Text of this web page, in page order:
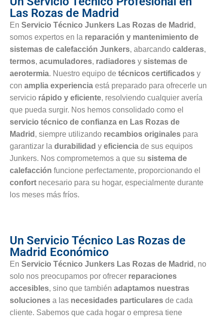
Las Rozas de Madrid
En Servicio Técnico Junkers Las Rozas de Madrid ,
somos expertos en la reparación y mantenimiento de
sistemas de calefacción Junkers, abarcando calderas,
termos, acumuladores, radiadores y sistemas de
aerotermia. Nuestro equipo de técnicos certificados y
con amplia experiencia está preparado para ofrecerle un
servicio rápido y eficiente, resolviendo cualquier avería
que pueda surgir. Nos hemos consolidado como el
servicio técnico de confianza en Las Rozas de
Madrid , siempre utilizando recambios originales para
garantizar la durabilidad y eficiencia de sus equipos
Junkers. Nos comprometemos a que su sistema de
calefacción funcione perfectamente, proporcionando el
confort necesario para su hogar, especialmente durante
los meses más fríos.
Un Servicio Técnico Las Rozas de
Madrid Económico
En Servicio Técnico Junkers Las Rozas de Madrid , no
solo nos preocupamos por ofrecer reparaciones
accesibles, sino que también adaptamos nuestras
soluciones a las necesidades particulares de cada
cliente. Sabemos que cada hogar o empresa tiene